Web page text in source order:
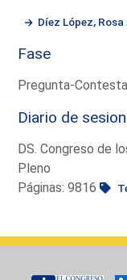
Díez López, Rosa
Fase
Pregunta-
Diario de
DS. Congreso de
Pleno
Páginas: 9816